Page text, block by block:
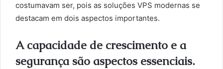
costumavam ser, pois as soluções VPS modernas se
destacam em dois aspectos importantes.
A capacidade de crescimento e a
segurança são aspectos essenciais.